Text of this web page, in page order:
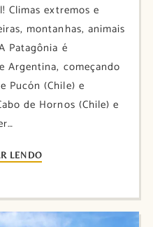
Climas extremos e
montanhas, animais
Patagônia é
Argentina, começando
Pucón (Chile) e
de Hornos (Chile) e
LENDO